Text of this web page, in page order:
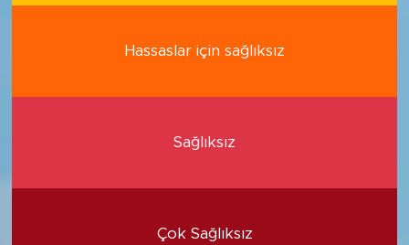
Hassaslar için sağlıksız
Sağlıksız
Çok Sağlıksız